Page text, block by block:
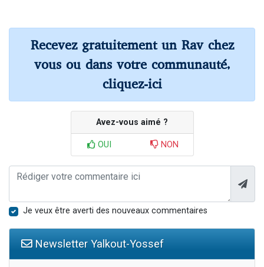
Recevez gratuitement un Rav chez
vous ou dans votre communauté,
cliquez-ici
Avez-vous aimé ?
OUI NON
Je veux être averti des nouveaux commentaires
Newsletter Yalkout-Yossef